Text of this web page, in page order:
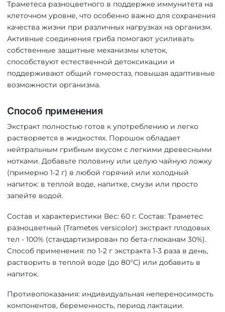
Траметеса разноцветного в поддержке иммунитета на
клеточном уровне, что особенно важно для сохранения
качества жизни при различных нагрузках на организм.
Активные соединения гриба помогают усиливать
собственные защитные механизмы клеток,
способствуют естественной детоксикации и
поддерживают общий гомеостаз, повышая адаптивные
возможности организма.
Способ применения
Экстракт полностью готов к употреблению и легко
растворяется в жидкостях. Порошок обладает
нейтральным грибным вкусом с легкими древесными
нотками. Добавьте половину или целую чайную ложку
(примерно 1-2 г) в любой горячий или холодный
напиток: в теплой воде, напитке, смузи или просто
запейте водой.
Состав и характеристики Вес: 60 г. Состав: Траметес
разноцветный (Trametes versicolor) экстракт плодовых
тел - 100% (стандартизирован по бета-глюканам 30%).
Способ применения: по 1-2 г экстракта 1-3 раза в день,
растворить в теплой воде (до 80°С) или добавить в
напиток.
Противопоказания: индивидуальная непереносимость
компонентов, беременность, период лактации.